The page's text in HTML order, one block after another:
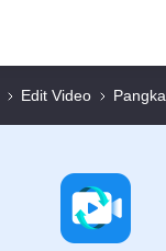
Edit Video